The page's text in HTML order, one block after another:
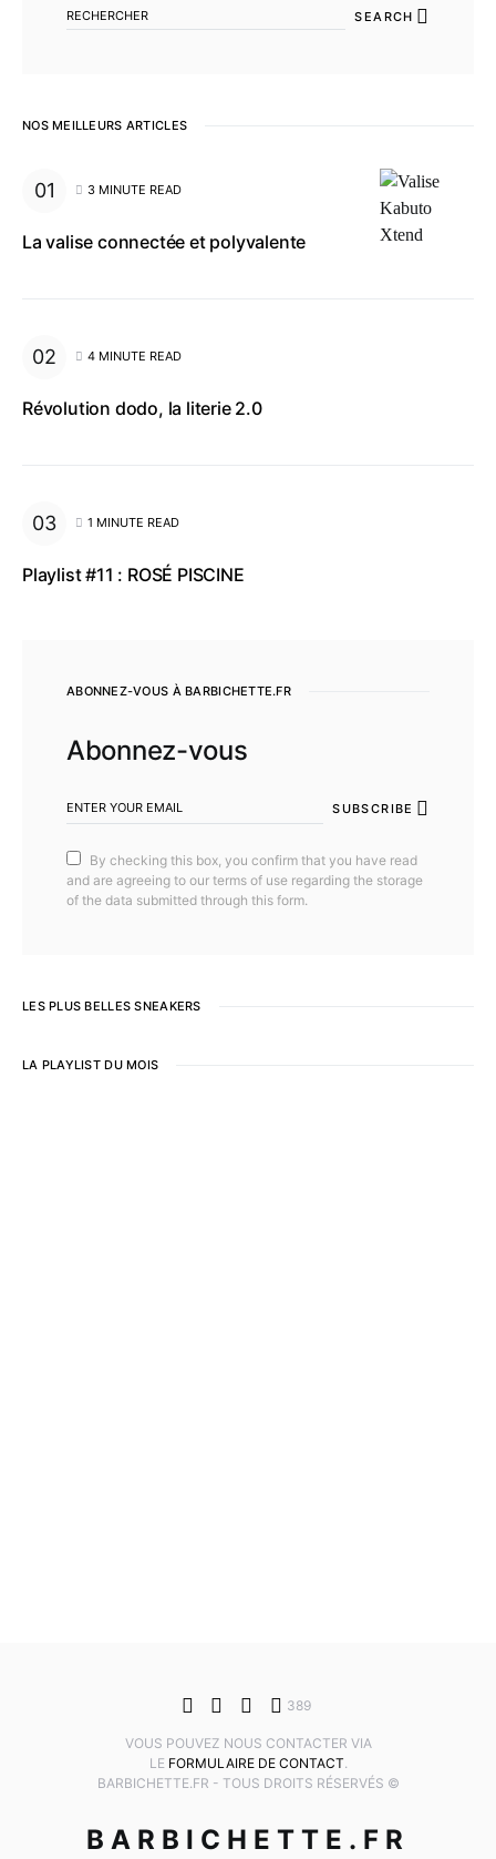
SEARCH
NOS MEILLEURS ARTICLES
3 MINUTE READ
La valise connectée et polyvalente
4 MINUTE READ
Révolution dodo, la literie 2.0
1 MINUTE READ
Playlist #11 : ROSÉ PISCINE
ABONNEZ-VOUS À BARBICHETTE.FR
Abonnez-vous
SUBSCRIBE
By checking this box, you confirm that you have read
and are agreeing to our terms of use regarding the storage
of the data submitted through this form.
LES PLUS BELLES SNEAKERS
LA PLAYLIST DU MOIS
389
VOUS POUVEZ NOUS CONTACTER VIA
LE FORMULAIRE DE CONTACT.
BARBICHETTE.FR - TOUS DROITS RÉSERVÉS ©
BARBICHETTE.FR